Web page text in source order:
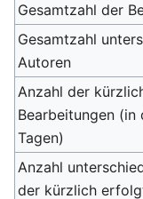
Gesamtzahl der
Gesamtzahl
Autoren
Anzahl der
Bearbeitungen
Tagen)
Anzahl
der kürzlich